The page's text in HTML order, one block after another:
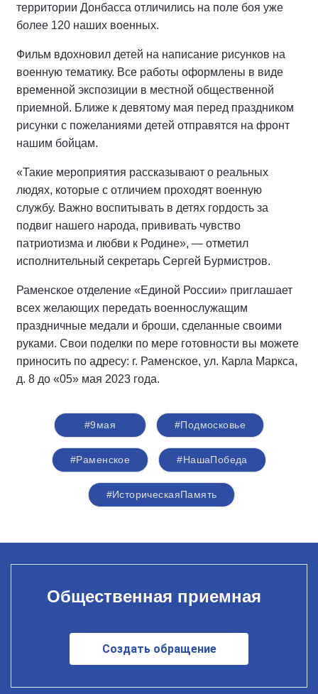
территории Донбасса отличились на поле боя уже
более 120 наших военных.
Фильм вдохновил детей на написание рисунков на
военную тематику. Все работы оформлены в виде
временной экспозиции в местной общественной
приемной. Ближе к девятому мая перед праздником
рисунки с пожеланиями детей отправятся на фронт
нашим бойцам.
«Такие мероприятия рассказывают о реальных
людях, которые с отличием проходят военную
службу. Важно воспитывать в детях гордость за
подвиг нашего народа, прививать чувство
патриотизма и любви к Родине», — отметил
исполнительный секретарь Сергей Бурмистров.
Раменское отделение «Единой России» приглашает
всех желающих передать военнослужащим
праздничные медали и броши, сделанные своими
руками. Свои поделки по мере готовности вы можете
приносить по адресу: г. Раменское, ул. Карла Маркса,
д. 8 до «05» мая 2023 года.
#9мая #Подмосковье
#Раменское #НашаПобеда
#ИсторическаяПамять
Общественная приемная
Создать обращение